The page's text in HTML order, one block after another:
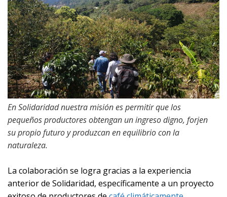
En Solidaridad nuestra misión es permitir que los
pequeños productores obtengan un ingreso digno, forjen
su propio futuro y produzcan en equilibrio con la
naturaleza.
La colaboración se logra gracias a la experiencia
anterior de Solidaridad, específicamente a un proyecto